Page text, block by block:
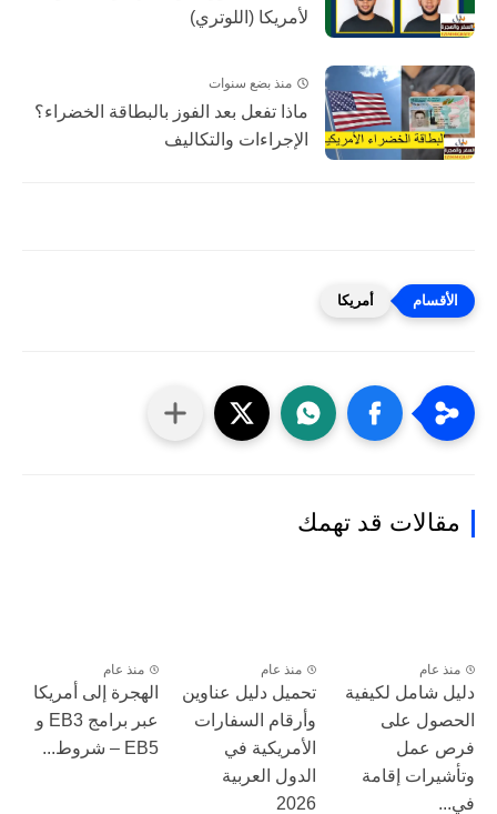
لأمريكا (اللوتري)
منذ بضع سنوات
ماذا تفعل بعد الفوز بالبطاقة الخضراء؟
الإجراءات والتكاليف
أمريكا
مقالات قد تهمك
منذ عام
دليل شامل لكيفية
الحصول على
فرص عمل
وتأشيرات إقامة
في...
منذ عام
تحميل دليل عناوين
وأرقام السفارات
الأمريكية في
الدول العربية
2026
منذ عام
الهجرة إلى أمريكا
عبر برامج EB3 و
EB5 – شروط...